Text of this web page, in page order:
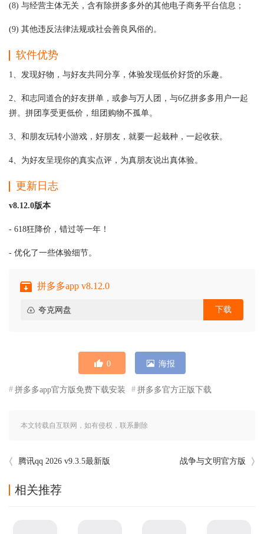
(8) 与经营主体无关，含有除拼多多外的其他电子商务平台信息；
(9) 其他违反法律法规或社会善良风俗的。
软件优势
1、发现好物，与好友共同分享，体验发现低价好货的乐趣。
2、和志同道合的好友拼单，或参与万人团，与6亿拼多多用户一起
拼。拼团享受更低价，组团购物不孤单。
3、和朋友玩转小游戏，好朋友，就要一起栽种，一起收获。
4、为好友呈现你的真实点评，为真朋友说出真体验。
更新日志
v8.12.0版本
- 618狂降价，错过等一年！
- 优化了一些体验细节。
拼多多app v8.12.0
夸克网盘 下载
0 海报
拼多多app官方版免费下载安装 拼多多官方正版下载
本文转载自互联网，如有侵权，联系删除
腾讯qq 2026 v9.3.5最新版 战争与文明官方版
相关推荐